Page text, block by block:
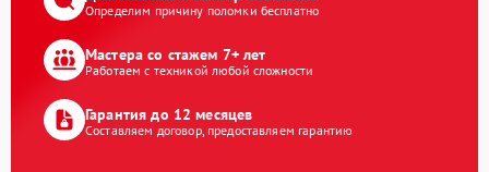
Определим причину поломки бесплатно
Мастера со стажем 7+ лет
Работаем с техникой любой сложности
Гарантия до 12 месяцев
Составляем договор, предоставляем гарантию